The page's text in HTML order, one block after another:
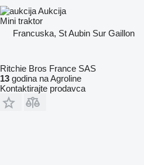
Aukcija
Mini traktor
Francuska, St Aubin Sur Gaillon
Ritchie Bros France SAS
13 godina na Agroline
Kontaktirajte prodavca